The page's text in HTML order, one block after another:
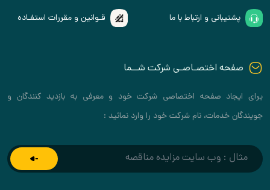
پشتیبانی و ارتباط با ما قـوانین و مقررات استفـاده
صفحه اختصـاصـی شرکت شــما
برای ایجاد صفحه اختصاصی شرکت خود و معرفی به بازدید کنندگان و
جویندگان خدمات، نام شرکت خود را وارد نمائید :